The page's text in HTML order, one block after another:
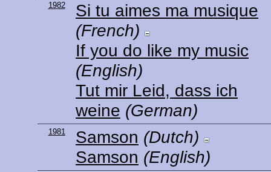
1982
Si tu aimes ma musique
(French)
If you do like my music
(English)
Tut mir Leid, dass ich
weine (German)
1981 Samson (Dutch)
Samson (English)